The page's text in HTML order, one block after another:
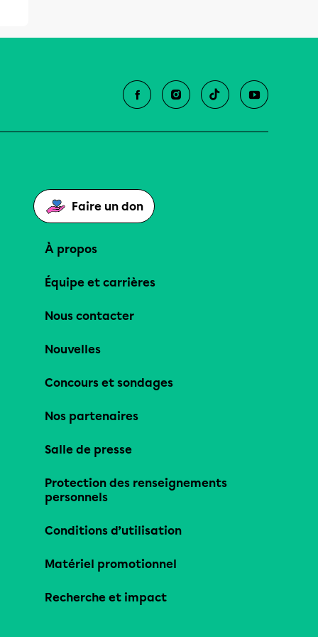
Faire un don
À propos
Équipe et carrières
Nous contacter
Nouvelles
Concours et sondages
Nos partenaires
Salle de presse
Protection des renseignements
personnels
Conditions d’utilisation
Matériel promotionnel
Recherche et impact